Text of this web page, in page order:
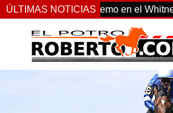
ÚLTIMAS NOTICIAS
supremo en el Whitney G1